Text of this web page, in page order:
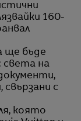
160-
ще бъде
света на
с
която